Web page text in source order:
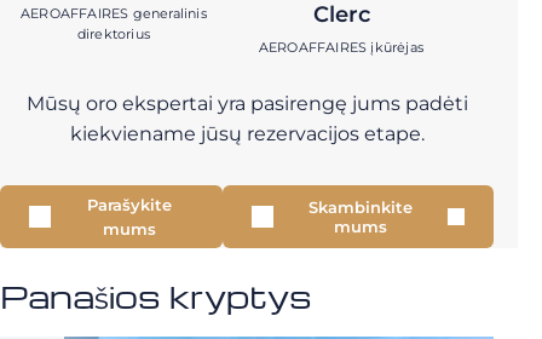
AEROAFFAIRES generalinis
direktorius
Clerc
AEROAFFAIRES įkūrėjas
Mūsų oro ekspertai yra pasirengę jums padėti
kiekviename jūsų rezervacijos etape.
Parašykite
mums
Skambinkite
mums
Panašios kryptys